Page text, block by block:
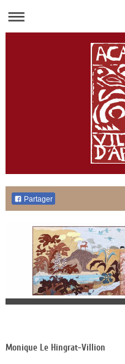
Partager
Monique Le Hingrat-Villion